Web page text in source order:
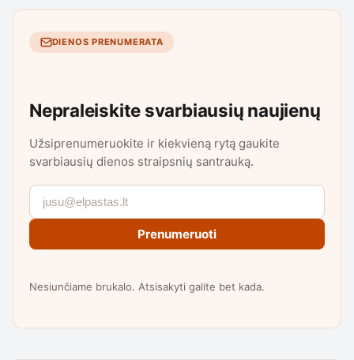
DIENOS PRENUMERATA
Nepraleiskite svarbiausių naujienų
Užsiprenumeruokite ir kiekvieną rytą gaukite
svarbiausių dienos straipsnių santrauką.
Prenumeruoti
Nesiunčiame brukalo. Atsisakyti galite bet kada.